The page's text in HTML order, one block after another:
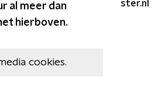
al meer dan
hierboven.
cookies.
ster.nl